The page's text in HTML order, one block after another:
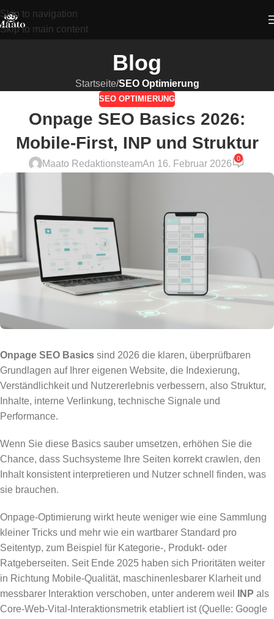
Skip to navigation
Skip to main content
Blog
Startseite/SEO Optimierung
SEO OPTIMIERUNG
Onpage SEO Basics 2026:
Mobile-First, INP und Struktur
Maato RedaktionsteamAn 16. Februar 2026
0
Onpage SEO Basics sind 2026 die klaren, überprüfbaren
Grundlagen auf Ihrer eigenen Website, die Indexierung,
Verständlichkeit und Nutzererlebnis verbessern, also Struktur,
Inhalte, interne Verlinkung, technische Signale und
Performance.
Wenn Sie diese Basics sauber umsetzen, erhöhen Sie die
Chance, dass Suchsysteme Ihre Seiten korrekt crawlen, den
Inhalt konsistent interpretieren und Nutzer schnell finden, was
sie brauchen.
Onpage-Optimierung wirkt heute weniger wie eine Sammlung
kleiner Tricks und mehr wie ein wartbarer Standard pro
Seitentyp, zum Beispiel für Kategorie-, Produkt- oder
Ratgeberseiten. Seit Ende 2025 haben sich Prioritäten weiter
in Richtung Mobile-Qualität, maschinenlesbarer Klarheit und
messbarer Interaktion verschoben, unter anderem weil
INP als
Core-Web-Vital-Interaktionsmetrik etabliert ist (Quelle: Google